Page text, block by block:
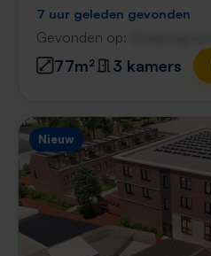
7 uur geleden gevonden
Gevonden op:
77m² 3 kamers
Nieuw